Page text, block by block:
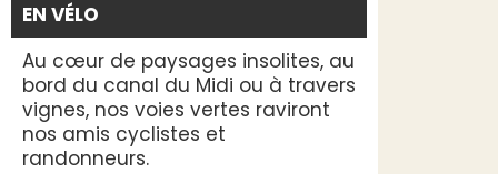
EN VÉLO
Au cœur de paysages insolites, au
bord du canal du Midi ou à travers
vignes, nos voies vertes raviront
nos amis cyclistes et
randonneurs.